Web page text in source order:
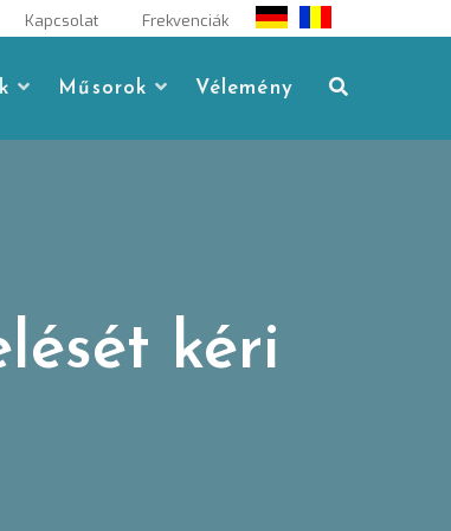
Kapcsolat Frekvenciák
Műsorok Vélemény
kéri